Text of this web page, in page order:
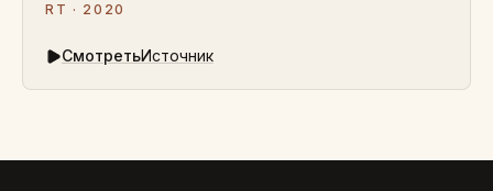
RT · 2020
СмотретьИсточник